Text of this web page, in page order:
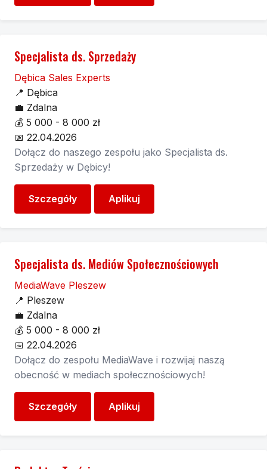
Specjalista ds. Sprzedaży
Dębica Sales Experts
📍 Dębica
💼 Zdalna
💰 5 000 - 8 000 zł
📅 22.04.2026
Dołącz do naszego zespołu jako Specjalista ds.
Sprzedaży w Dębicy!
Szczegóły Aplikuj
Specjalista ds. Mediów Społecznościowych
MediaWave Pleszew
📍 Pleszew
💼 Zdalna
💰 5 000 - 8 000 zł
📅 22.04.2026
Dołącz do zespołu MediaWave i rozwijaj naszą
obecność w mediach społecznościowych!
Szczegóły Aplikuj